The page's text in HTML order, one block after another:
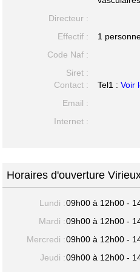
Directeur :
Effectif :
1
Code Naf :
Siret :
Contact :
Tel1 :Voir
Email :
Internet :
Horaires d'ouverture
Lundi :09h00 à 12h00 -
Mardi :09h00 à 12h00 -
Mercredi :09h00 à 12h00 -
Jeudi :09h00 à 12h00 -